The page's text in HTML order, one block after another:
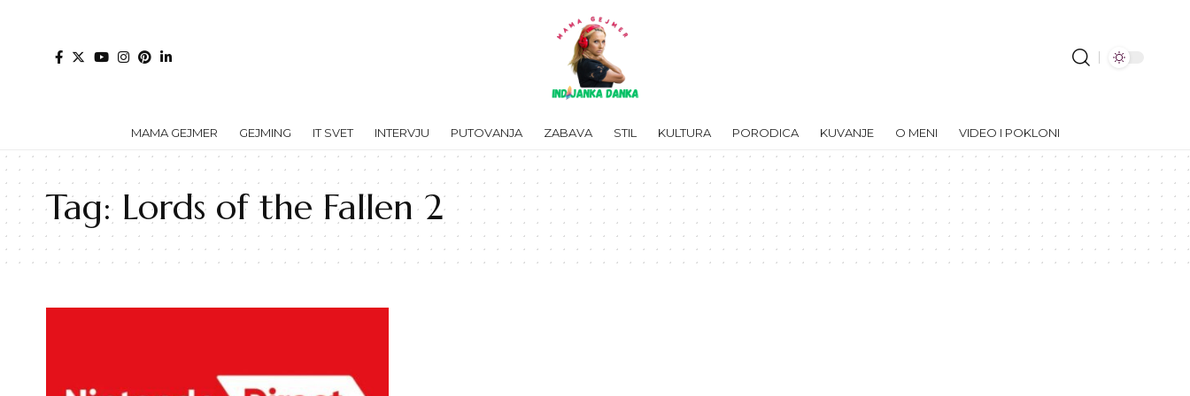
MAMA GEJMER GEJMING IT SVET INTERVJU PUTOVANJA ZABAVA STIL KULTURA PORODICA KUVANJE O MENI VIDEO I POKLONI
Tag: Lords of the Fallen 2